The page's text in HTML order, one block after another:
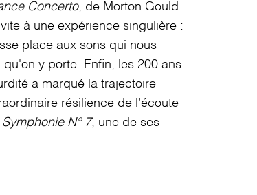
Concerto, de Morton Gould
à une expérience singulière :
place aux sons qui nous
y porte. Enfin, les 200 ans
a marqué la trajectoire
résilience de l’écoute
Symphonie N° 7, une de ses